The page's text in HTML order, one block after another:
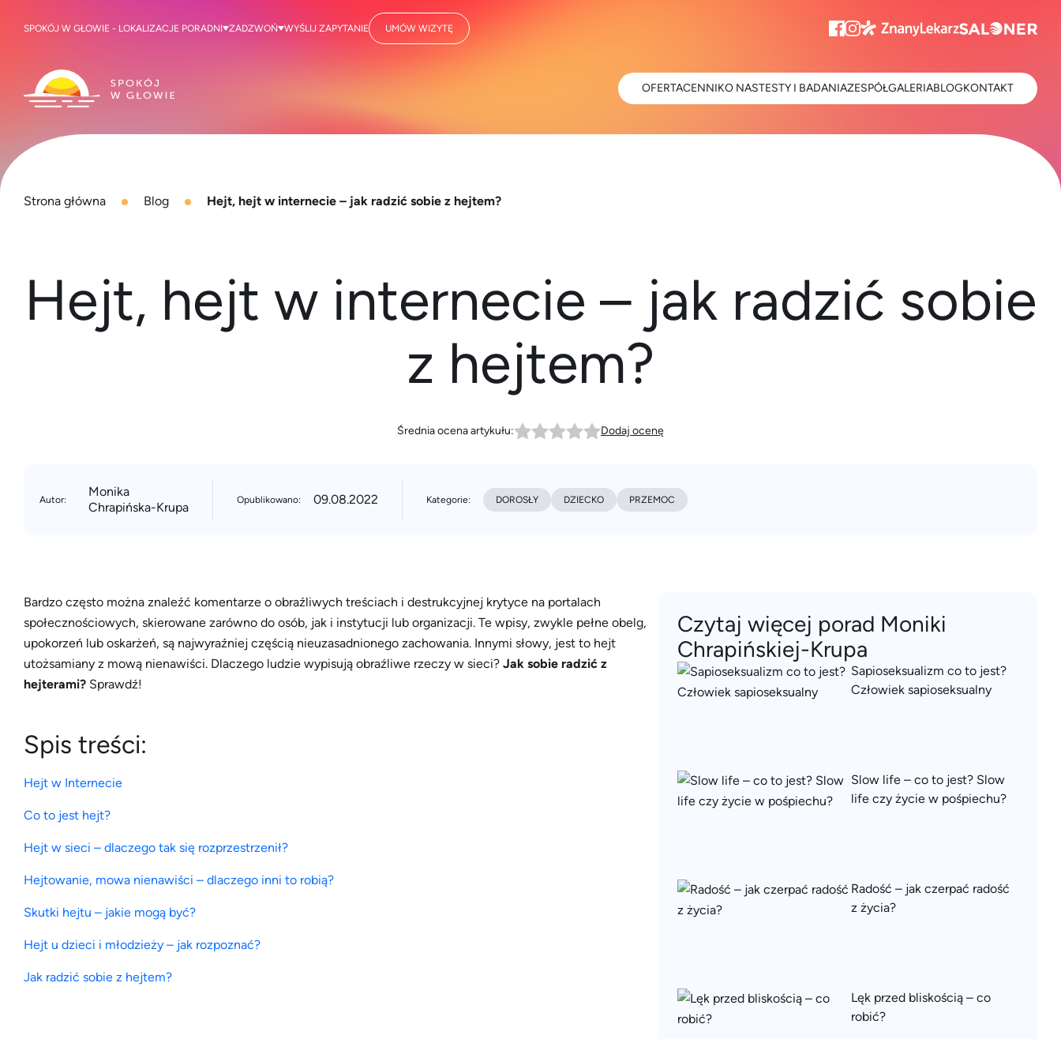
Strona główna Blog Hejt, hejt w internecie – jak radzić sobie z hejtem?
Hejt, hejt w internecie – jak radzić sobie
z hejtem?
Średnia ocena artykułu: Dodaj ocenę
Autor:
Monika
Chrapińska-Krupa
Opublikowano: 09.08.2022 Kategorie: DOROSŁY DZIECKO PRZEMOC
Bardzo często można znaleźć komentarze o obraźliwych treściach i destrukcyjnej krytyce na portalach
społecznościowych, skierowane zarówno do osób, jak i instytucji lub organizacji. Te wpisy, zwykle pełne obelg,
upokorzeń lub oskarżeń, są najwyraźniej częścią nieuzasadnionego zachowania. Innymi słowy, jest to hejt
utożsamiany z mową nienawiści. Dlaczego ludzie wypisują obraźliwe rzeczy w sieci? Jak sobie radzić z
hejterami? Sprawdź!
Spis treści:
Hejt w Internecie
Co to jest hejt?
Hejt w sieci – dlaczego tak się rozprzestrzenił?
Hejtowanie, mowa nienawiści – dlaczego inni to robią?
Skutki hejtu – jakie mogą być?
Hejt u dzieci i młodzieży – jak rozpoznać?
Jak radzić sobie z hejtem?
Czytaj więcej porad Moniki
Chrapińskiej-Krupa
Sapioseksualizm co to jest?
Człowiek sapioseksualny
Slow life – co to jest? Slow
life czy życie w pośpiechu?
Radość – jak czerpać radość
z życia?
Lęk przed bliskością – co
robić?
SPOKÓJ W GŁOWIE - LOKALIZACJE PORADNI ZADZWOŃ WYŚLIJ ZAPYTANIE UMÓW WIZYTĘ
OFERTACENNIKO NASTESTY I BADANIAZESPÓŁGALERIABLOGKONTAKT